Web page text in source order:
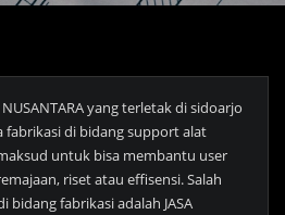
NUSANTARA yang terletak di sidoarjo
fabrikasi di bidang support alat
untuk bisa membantu user
riset atau effisensi. Salah
fabrikasi adalah JASA